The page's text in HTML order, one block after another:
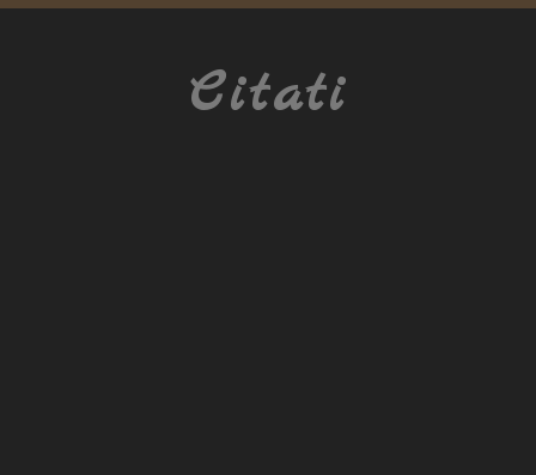
Citati